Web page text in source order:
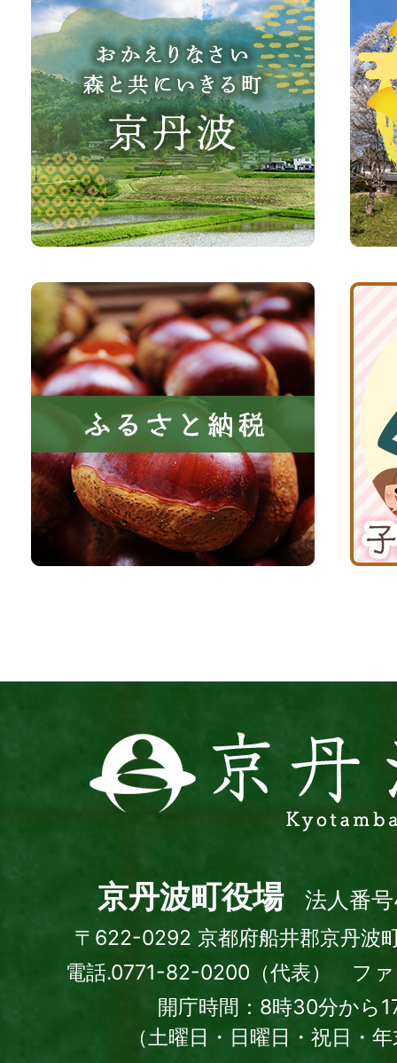
か
え
り
な
さ
い、
森
共
に
い
き
町
京
波
町
観
光
サ
イ
ふ
る
さ
と
税
京
波
子
育
て
応
援
丹
波
town
京丹波町役場 法人番
〒622-0292 京都府船井郡京丹波
電話.0771-82-0200（代表） フ
開庁時間：8時30分から
（土曜日・日曜日・祝日・